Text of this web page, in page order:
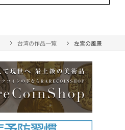
台湾の作品一覧 左営の風景